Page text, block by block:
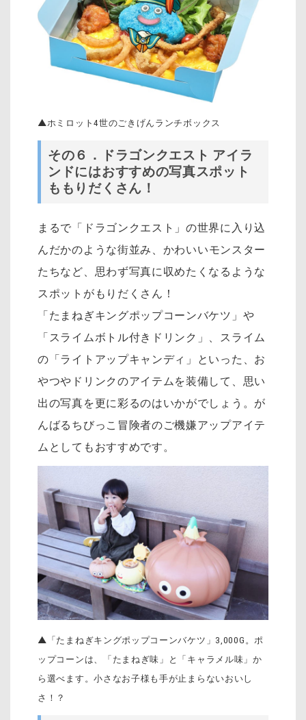
▲ホミロット4世のごきげんランチボックス
その６．ドラゴンクエスト アイラ
ンドにはおすすめの写真スポット
ももりだくさん！
まるで「ドラゴンクエスト」の世界に入り込
んだかのような街並み、かわいいモンスター
たちなど、思わず写真に収めたくなるような
スポットがもりだくさん！
「たまねぎキングポップコーンバケツ」や
「スライムボトル付きドリンク」、スライム
の「ライトアップキャンディ」といった、お
やつやドリンクのアイテムを装備して、思い
出の写真を更に彩るのはいかがでしょう。が
んばるちびっこ冒険者のご機嫌アップアイテ
ムとしてもおすすめです。
▲「たまねぎキングポップコーンバケツ」3,000G。ポ
ップコーンは、「たまねぎ味」と「キャラメル味」か
ら選べます。小さなお子様も手が止まらないおいし
さ！？